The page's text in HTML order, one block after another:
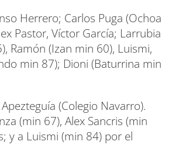
Herrero; Carlos Puga (Ochoa
Pastor, Víctor García; Larrubia
Ramón (Izan min 60), Luismi,
min 87); Dioni (Baturrina min
(Colegio Navarro).
(min 67), Alex Sancris (min
y a Luismi (min 84) por el